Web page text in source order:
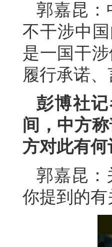
郭嘉昆：
不干涉中
是一国干
履行承诺
彭博社
间，中方
方对此有何
郭嘉昆：
你提到的